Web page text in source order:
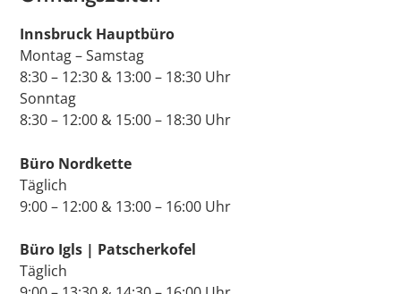
Innsbruck Hauptbüro
Montag – Samstag
8:30 – 12:30 & 13:00 – 18:30 Uhr
Sonntag
8:30 – 12:00 & 15:00 – 18:30 Uhr
Büro Nordkette
Täglich
9:00 – 12:00 & 13:00 – 16:00 Uhr
Büro Igls | Patscherkofel
Täglich